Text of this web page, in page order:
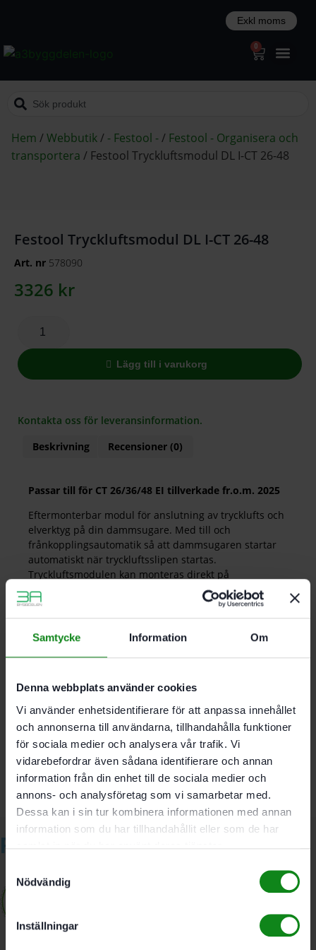
Samtycke Information Om
Denna webbplats använder cookies
Vi använder enhetsidentifierare för att anpassa innehållet
och annonserna till användarna, tillhandahålla funktioner
för sociala medier och analysera vår trafik. Vi
vidarebefordrar även sådana identifierare och annan
information från din enhet till de sociala medier och
annons- och analysföretag som vi samarbetar med.
Dessa kan i sin tur kombinera informationen med annan
information som du har tillhandahållit eller som de har
Nödvändig
Inställningar
0
Hem /Webbutik/ - Festool -/ Festool - Organisera och
transportera / Festool Tryckluftsmodul DL I-CT 26-48
Festool Tryckluftsmodul DL I-CT 26-48
Art. nr 578090
3326 kr
Lägg till i varukorg
Kontakta oss för leveransinformation.
Beskrivning
Recensioner (0)
Passar till för CT 26/36/48 EI tillverkade fr.o.m. 2025
Eftermonterbar modul för anslutning av trycklufts och
elverktyg på din dammsugare. Med till och
frånkopplingsautomatik så att dammsugaren startar
automatiskt när tryckluftsslipen startas.
Tryckluftsmodulen kan monteras direkt på
dammsugaren så att sugslangen och
tryckluftsförsörjningen styrs i samma riktning.
Det gör arbetet säkrare. Med den praktiska hållaren
går det snabbt att montera och
Bli först med att recensera ”Festool Tryckluftsmodul DL
I-CT 26-48”
Du måste varainloggadför att skriva en recension.
Relaterade produkter